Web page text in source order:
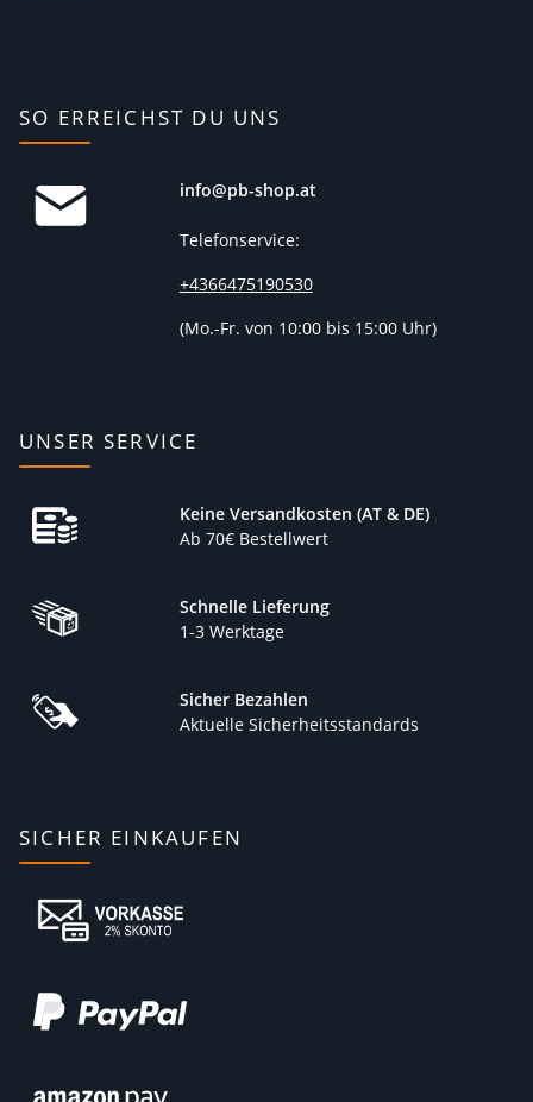
SO ERREICHST DU UNS
info@pb-shop.at
Telefonservice:
+4366475190530
(Mo.-Fr. von 10:00 bis 15:00 Uhr)
UNSER SERVICE
Keine Versandkosten (AT & DE)
Ab 70€ Bestellwert
Schnelle Lieferung
1-3 Werktage
Sicher Bezahlen
Aktuelle Sicherheitsstandards
SICHER EINKAUFEN